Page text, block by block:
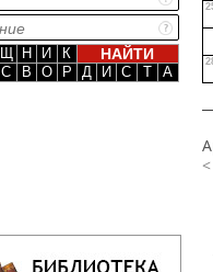
Щ Н И
К
С В О Р Д И С Т А
<